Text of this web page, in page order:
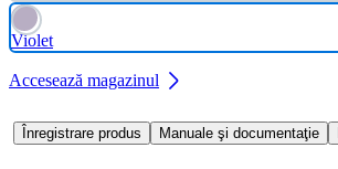
Violet
Accesează magazinul
Înregistrare produs Manuale şi documentaţie